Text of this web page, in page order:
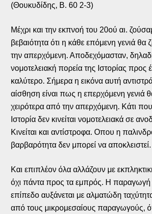
(Θουκυδίδης, Β. 60 2-3)
Μέχρι και την εκπνοή του 20ού αι.
βεβαιότητα ότι η κάθε επόμενη γενιά θα
την απερχόμενη. Αποδεχόμασταν,
νομοτελειακή πορεία της Ιστορίας προς
καλύτερο. Σήμερα η εικόνα αυτή
αίσθηση είναι πως η επερχόμενη γενιά
χειρότερα από την απερχόμενη. Κάτι
Ιστορία δεν κινείται νομοτελειακά σε
Κινείται και αντίστροφα. Οπου η
βαρβαρότητα δεν μπορεί να αποκλειστεί.
Και επιπλέον όλα αλλάζουν με
όχι πάντα προς τα εμπρός. Η παραγωγή
επίπεδο αυξάνεται με αλματώδη
από τους μικρομεσαίους παραγωγούς,